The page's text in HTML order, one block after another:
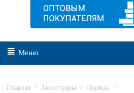
Меню
Главная / Аксессуары / Одежда
/